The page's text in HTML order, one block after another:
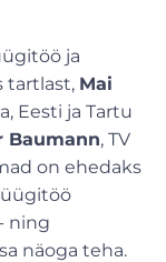
ja
tartlast, Mai
Eesti ja Tartu
Baumann, TV
on ehedaks
ning
näoga teha.